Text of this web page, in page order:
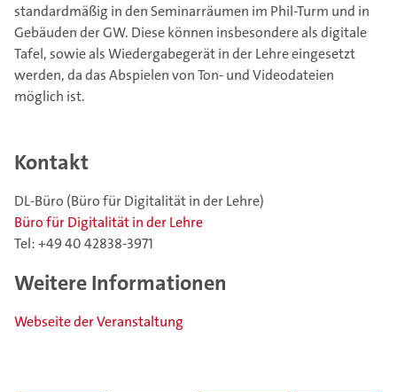
standardmäßig in den Seminarräumen im Phil-Turm und in
Gebäuden der GW. Diese können insbesondere als digitale
Tafel, sowie als Wiedergabegerät in der Lehre eingesetzt
werden, da das Abspielen von Ton- und Videodateien
möglich ist.
Kontakt
DL-Büro (Büro für Digitalität in der Lehre)
Büro für Digitalität in der Lehre
Tel: +49 40 42838-3971
Weitere Informationen
Webseite der Veranstaltung